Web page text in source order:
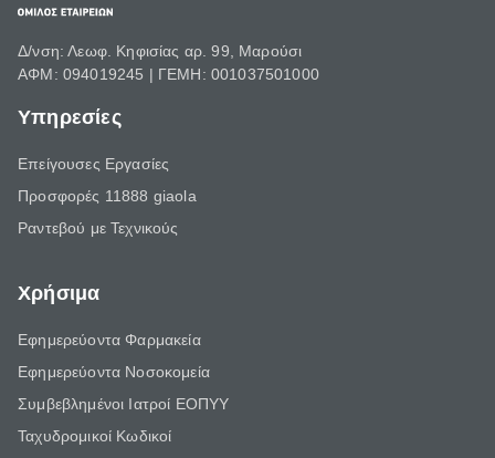
Δ/νση: Λεωφ. Κηφισίας αρ. 99, Μαρούσι
ΑΦΜ: 094019245 | ΓΕΜΗ: 001037501000
Υπηρεσίες
Επείγουσες Εργασίες
Προσφορές 11888 giaola
Ραντεβού με Τεχνικούς
Χρήσιμα
Εφημερεύοντα Φαρμακεία
Εφημερεύοντα Νοσοκομεία
Συμβεβλημένοι Ιατροί ΕΟΠΥΥ
Ταχυδρομικοί Κωδικοί